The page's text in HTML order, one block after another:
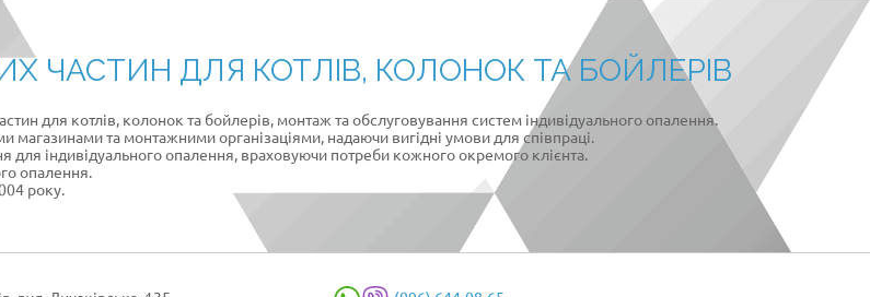
ЧАСТИН ДЛЯ КОТЛІВ, КОЛОНОК ТА БОЙЛЕРІВ
для котлів, колонок та бойлерів, монтаж та обслуговування систем індивідуального опалення.
магазинами та монтажними організаціями, надаючи вигідні умови для співпраці.
для індивідуального опалення, враховуючи потреби кожного окремого клієнта.
опалення.
року.